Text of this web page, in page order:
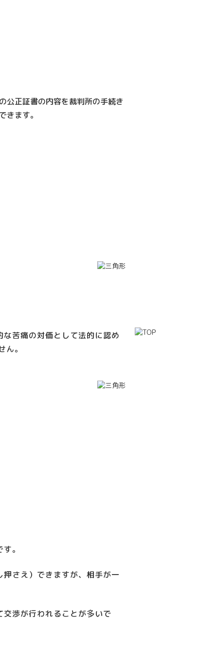
公正証書の内容を裁判所の手続き
ます。
苦痛の対価として法的に認め
。
。
さえ）できますが、相手が一
渉が行われることが多いで